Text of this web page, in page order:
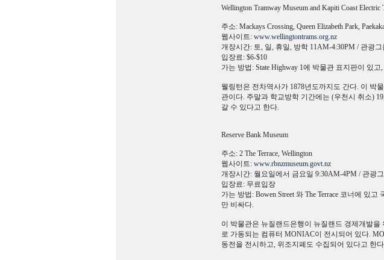
Wellington Tramway Museum and Kapiti Coast Electric
주소: Mackays Crossing, Queen Elizabeth Park,
웹사이트: www.wellingtontrams.org.nz
개장시간: 토, 일, 휴일, 방학 11AM-4:30PM / 관광
입장료: $6-$10
가는 방법: State Highway 1에 박물관 표지판이 있고
웰링턴은 전차역사가 1878년도까지도 간다. 이 박
관이다. 주말과 학교방학 기간에는 (우천시 취소)
갈 수 있다고 한다.
Reserve Bank Museum
주소: 2 The Terrace, Wellington
웹사이트: www.rbnzmuseum.govt.nz
개장시간: 월요일에서 금요일 9:30AM-4PM / 관광
입장료: 무료입장
가는 방법: Bowen Street 와 The Terrace 코너에 있
만 비싸다.
이 박물관은 뉴질랜드은행이 뉴질랜드 경제개발
로 가동되는 컴퓨터 MONIAC이 전시되어 있다.
동전을 전시하고, 위조지폐도 수집되어 있다고 한